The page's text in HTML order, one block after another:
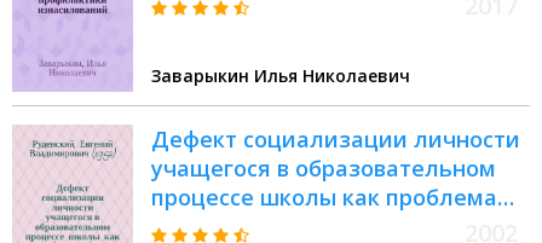
Заварыкин Илья Николаевич
Дефект социализации личности
учащегося в образовательном
процессе школы как проблема
общей педагогики